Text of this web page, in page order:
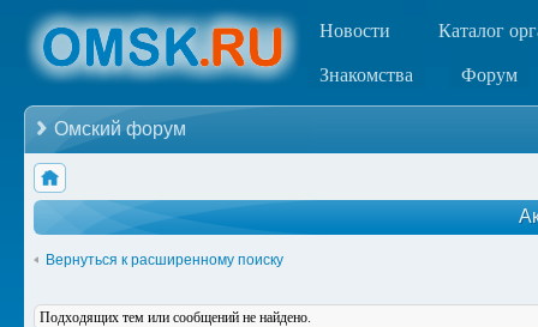
Новости Каталог
Знакомства Форум
Омский форум
Вернуться к расширенному поиску
Подходящих тем или сообщений не найдено.